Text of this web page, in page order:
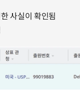
사실이 확인됨